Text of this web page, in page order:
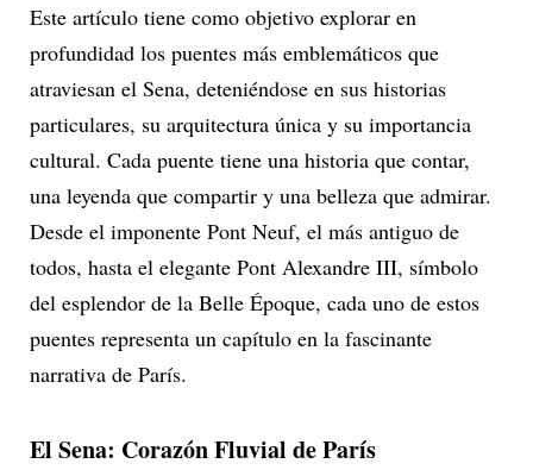
Este artículo tiene como objetivo explorar en
profundidad los puentes más emblemáticos que
atraviesan el Sena, deteniéndose en sus historias
particulares, su arquitectura única y su importancia
cultural. Cada puente tiene una historia que contar,
una leyenda que compartir y una belleza que admirar.
Desde el imponente Pont Neuf, el más antiguo de
todos, hasta el elegante Pont Alexandre III, símbolo
del esplendor de la Belle Époque, cada uno de estos
puentes representa un capítulo en la fascinante
narrativa de París.
El Sena: Corazón Fluvial de París